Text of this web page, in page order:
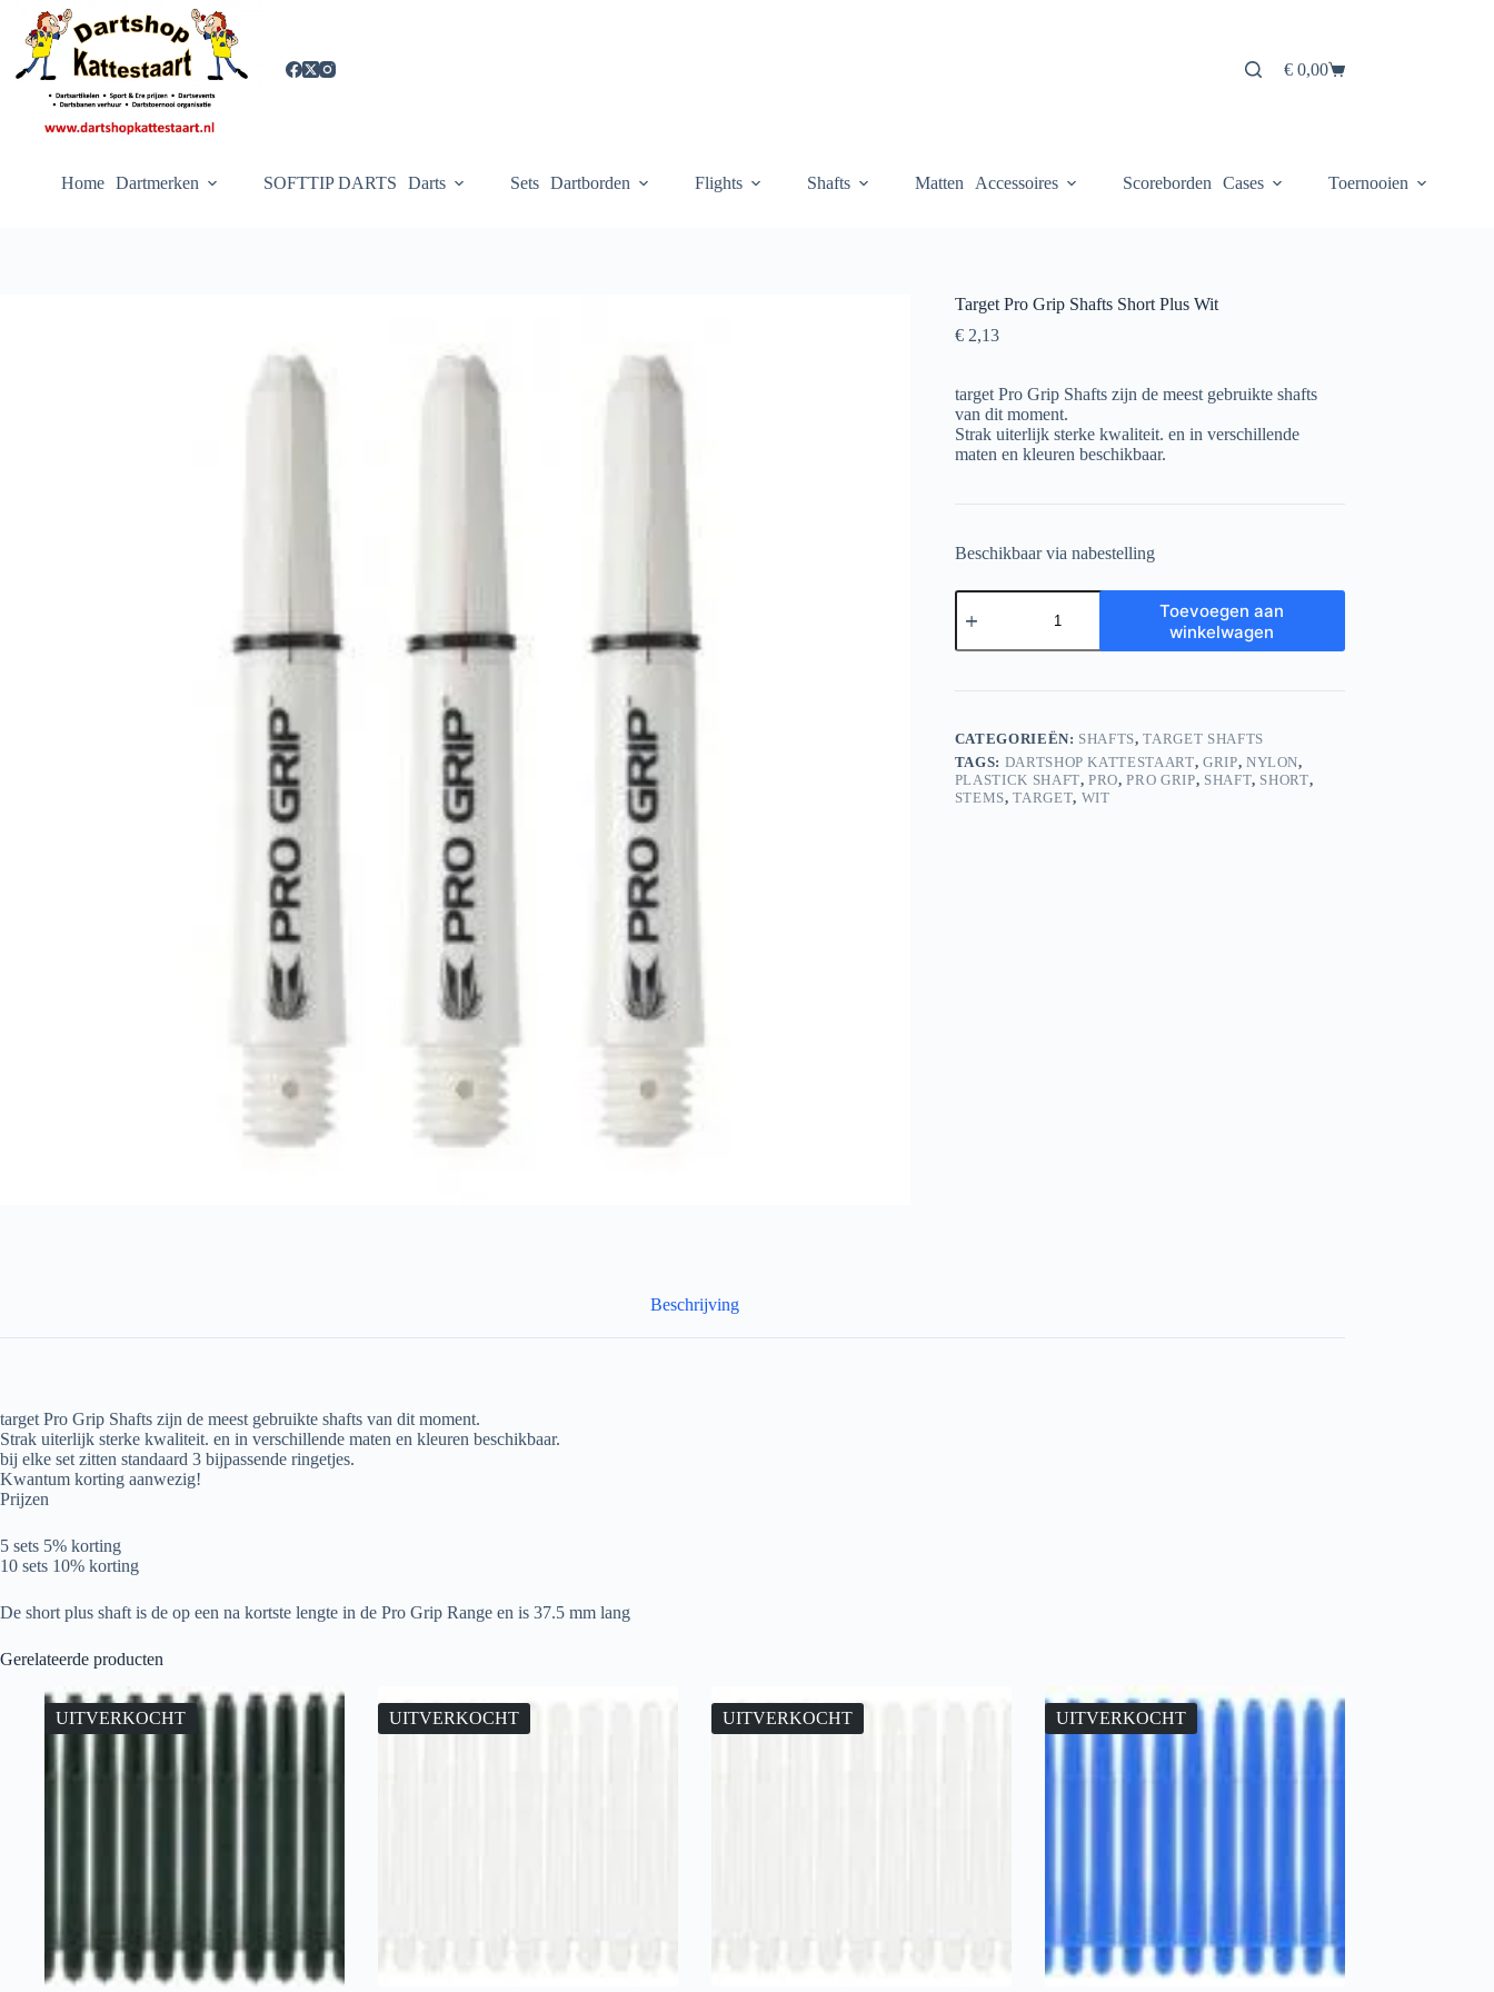
inhoud
Winkelwagen
€0,00
Home Dartmerken SOFTTIP DARTS Darts Sets Dartborden Flights Shafts Matten Accessoires Scoreborden Cases Toernooien
Target Pro Grip Shafts Short Plus Wit
€2,13
target Pro Grip Shafts zijn de meest gebruikte shafts
van dit moment.
Strak uiterlijk sterke kwaliteit. en in verschillende
maten en kleuren beschikbaar.
Beschikbaar via nabestelling
Target
Pro
Shafts
Plus
aantal
Toevoegen aan
winkelwagen
CATEGORIEËN: SHAFTS,TARGET SHAFTS
TAGS: DARTSHOP KATTESTAART, GRIP, NYLON,
PLASTICK SHAFT,PRO,PRO GRIP, SHAFT, SHORT,
STEMS,TARGET, WIT
Beschrijving
target Pro Grip Shafts zijn de meest gebruikte shafts van dit moment.
Strak uiterlijk sterke kwaliteit. en in verschillende maten en kleuren beschikbaar.
bij elke set zitten standaard 3 bijpassende ringetjes.
Kwantum korting aanwezig!
Prijzen
5 sets 5% korting
10 sets 10% korting
De short plus shaft is de op een na kortste lengte in de Pro Grip Range en is 37.5 mm lang
Gerelateerde producten
UITVERKOCHT UITVERKOCHT UITVERKOCHT UITVERKOCHT